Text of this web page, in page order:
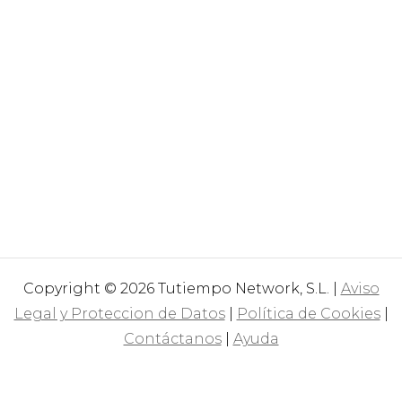
Copyright © 2026 Tutiempo Network, S.L. | Aviso
Legal y Proteccion de Datos| Política de Cookies|
Contáctanos| Ayuda